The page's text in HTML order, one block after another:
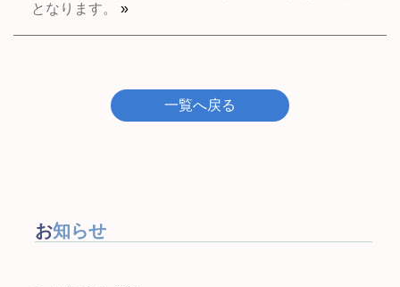
お知らせ
となります。
»
一覧へ戻る